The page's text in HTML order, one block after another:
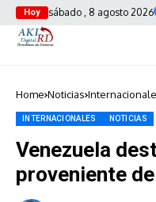
Hoy sábado , 8 agosto 2026
Home Noticias
INTERNACIONALES NOTICIAS
Venezuela
proveniente